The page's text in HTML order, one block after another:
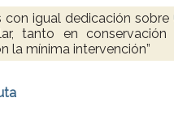
con igual dedicación sobre
tanto en
la mínima intervención”